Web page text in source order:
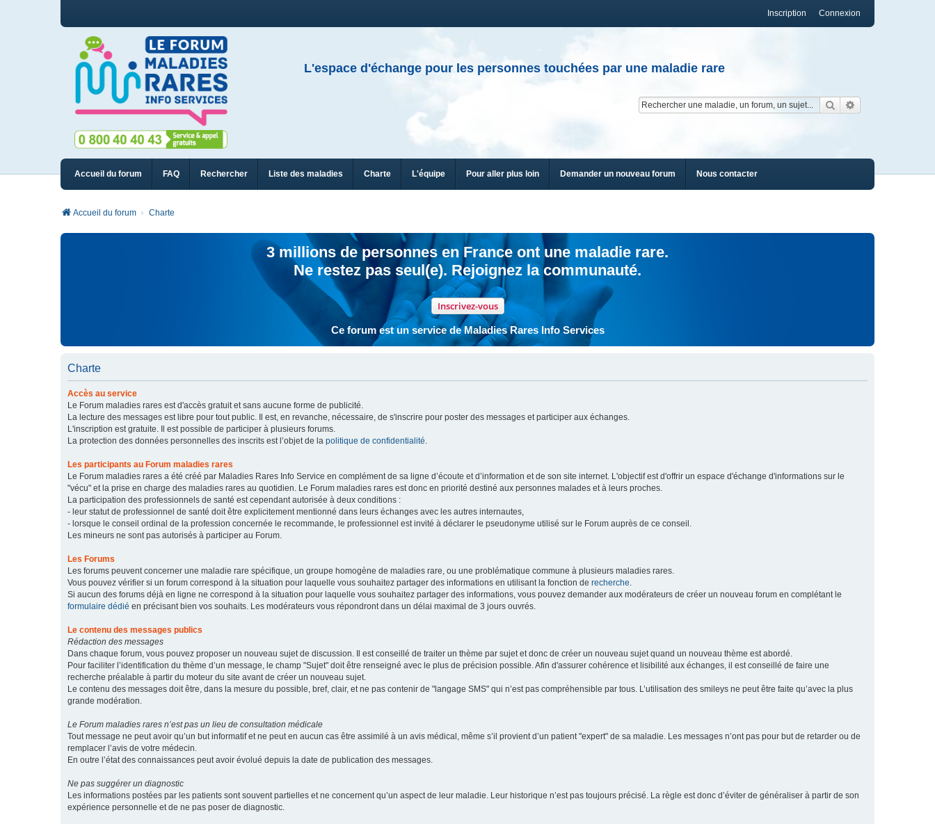
Connexion
Inscription
L'espace d'échange pour les personnes touchées par une maladie rare
Rechercher
Accueil du forum FAQ Rechercher Liste des maladies Charte L'équipe Pour aller plus loin Demander un nouveau forum Nous contacter
Accueil du forum Charte
3 millions de personnes en France ont une maladie rare.
Ne restez pas seul(e). Rejoignez la communauté.
Inscrivez-vous
Ce forum est un service de Maladies Rares Info Services
Charte
Accès au service
Le Forum maladies rares est d'accès gratuit et sans aucune forme de publicité.
La lecture des messages est libre pour tout public. Il est, en revanche, nécessaire, de s'inscrire pour poster des messages et participer aux échanges.
L'inscription est gratuite. Il est possible de participer à plusieurs forums.
La protection des données personnelles des inscrits est l’objet de la politique de confidentialité.
Les participants au Forum maladies rares
Le Forum maladies rares a été créé par Maladies Rares Info Service en complément de sa ligne d’écoute et d’information et de son site internet. L'objectif est d'offrir un espace d'échange d'informations sur le
"vécu" et la prise en charge des maladies rares au quotidien. Le Forum maladies rares est donc en priorité destiné aux personnes malades et à leurs proches.
La participation des professionnels de santé est cependant autorisée à deux conditions :
- leur statut de professionnel de santé doit être explicitement mentionné dans leurs échanges avec les autres internautes,
- lorsque le conseil ordinal de la profession concernée le recommande, le professionnel est invité à déclarer le pseudonyme utilisé sur le Forum auprès de ce conseil.
Les mineurs ne sont pas autorisés à participer au Forum.
Les Forums
Les forums peuvent concerner une maladie rare spécifique, un groupe homogène de maladies rare, ou une problématique commune à plusieurs maladies rares.
Vous pouvez vérifier si un forum correspond à la situation pour laquelle vous souhaitez partager des informations en utilisant la fonction de recherche.
Si aucun des forums déjà en ligne ne correspond à la situation pour laquelle vous souhaitez partager des informations, vous pouvez demander aux modérateurs de créer un nouveau forum en complétant le
formulaire dédié en précisant bien vos souhaits. Les modérateurs vous répondront dans un délai maximal de 3 jours ouvrés.
Le contenu des messages publics
Rédaction des messages
Dans chaque forum, vous pouvez proposer un nouveau sujet de discussion. Il est conseillé de traiter un thème par sujet et donc de créer un nouveau sujet quand un nouveau thème est abordé.
Pour faciliter l’identification du thème d’un message, le champ "Sujet" doit être renseigné avec le plus de précision possible. Afin d'assurer cohérence et lisibilité aux échanges, il est conseillé de faire une
recherche préalable à partir du moteur du site avant de créer un nouveau sujet.
Le contenu des messages doit être, dans la mesure du possible, bref, clair, et ne pas contenir de "langage SMS" qui n’est pas compréhensible par tous. L’utilisation des smileys ne peut être faite qu’avec la plus
grande modération.
Le Forum maladies rares n’est pas un lieu de consultation médicale
Tout message ne peut avoir qu’un but informatif et ne peut en aucun cas être assimilé à un avis médical, même s’il provient d’un patient "expert" de sa maladie. Les messages n’ont pas pour but de retarder ou de
remplacer l’avis de votre médecin.
En outre l’état des connaissances peut avoir évolué depuis la date de publication des messages.
Ne pas suggérer un diagnostic
Les informations postées par les patients sont souvent partielles et ne concernent qu’un aspect de leur maladie. Leur historique n’est pas toujours précisé. La règle est donc d’éviter de généraliser à partir de son
expérience personnelle et de ne pas poser de diagnostic.